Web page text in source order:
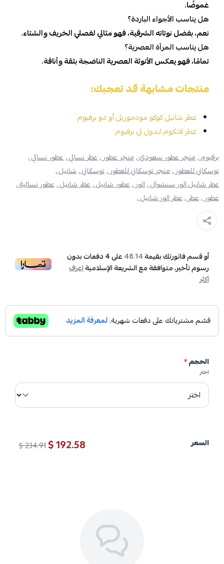
غموضًا.
هل يناسب الأجواء الباردة؟
نعم، بفضل نوتاته الشرقية، فهو مثالي لفصلي الخريف والشتاء.
هل يناسب المرأة العصرية؟
تمامًا، فهو يعكس الأنوثة العصرية الناضجة بثقة وأناقة.
منتجات مشابهة قد تعجبك:
عطر شانيل كوكو مودموزيل أو دو برفيوم
عطر لانكوم ايدول لي برفيوم
برفيوم ,متجر عطور سعودي ,متجر عطور ,عطر نسائي ,عطور نسائي ,
توسكاني للعطور ,متجر توسكاني للعطور ,توسكاني ,شانيل ,
عطر شانيل الور سنشوال ,الور ,عطور شانيل ,عطر شانيل ,عطور نسائية ,
عطور ,عطر ,عطر الور شانيل ,
أو قسم فاتورتك بقيمة48.14 على4دفعات بدون
رسوم تأخير، متوافقة مع الشريعة الإسلاميةاعرف
أكثر
الحجم*
اختر
السعر 192.58 $
234.91 $